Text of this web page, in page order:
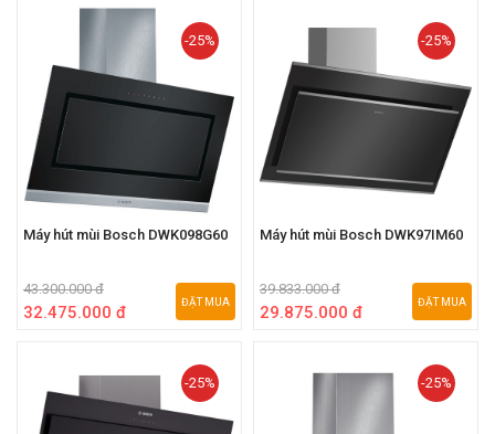
-25%
Máy hút mùi Bosch DWK098G60
43.300.000 đ
32.475.000 đ
ĐẶT MUA
-25%
Máy hút mùi Bosch DWK97IM60
39.833.000 đ
29.875.000 đ
ĐẶT MUA
-25% -25%